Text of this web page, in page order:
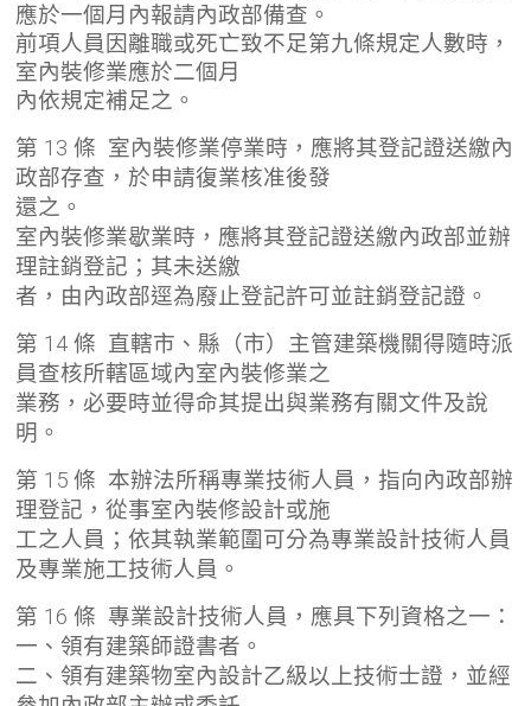
應於一個月內報請內政部備查。
前項人員因離職或死亡致不足第九條規定人數時，
室內裝修業應於二個月
內依規定補足之。
第 13 條 室內裝修業停業時，應將其登記證送繳內
政部存查，於申請復業核准後發
還之。
室內裝修業歇業時，應將其登記證送繳內政部並辦
理註銷登記；其未送繳
者，由內政部逕為廢止登記許可並註銷登記證。
第 14 條 直轄市、縣（市）主管建築機關得隨時派
員查核所轄區域內室內裝修業之
業務，必要時並得命其提出與業務有關文件及說
明。
第 15 條 本辦法所稱專業技術人員，指向內政部辦
理登記，從事室內裝修設計或施
工之人員；依其執業範圍可分為專業設計技術人員
及專業施工技術人員。
第 16 條 專業設計技術人員，應具下列資格之一：
一、領有建築師證書者。
二、領有建築物室內設計乙級以上技術士證，並經